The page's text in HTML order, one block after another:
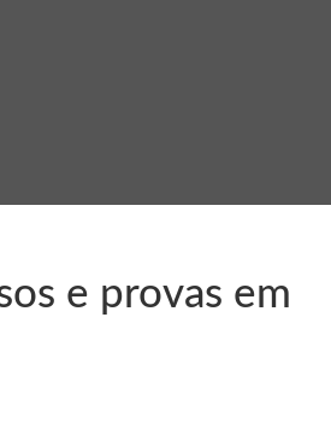
e provas em